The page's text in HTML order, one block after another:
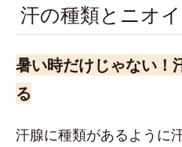
汗の種類とニオ
暑い時だけじゃない！
る
汗腺に種類があるように